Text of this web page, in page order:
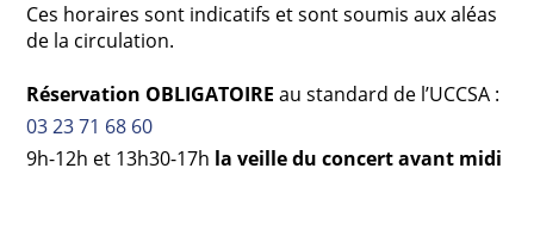
Ces horaires sont indicatifs et sont soumis aux aléas
de la circulation.
Réservation OBLIGATOIRE au standard de l’UCCSA :
03 23 71 68 60
9h-12h et 13h30-17h la veille du concert avant midi